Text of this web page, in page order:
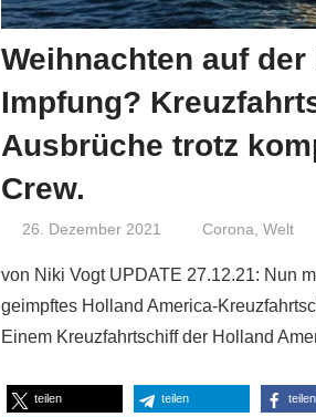
Weihnachten auf
Impfung?
Ausbrüche trotz
Crew.
26. Dezember 2021 Niki Vogt
Corona Welt
von Niki Vogt UPDATE 27.12.21: Nun
geimpftes Holland America-
Einem Kreuzfahrtschiff der Holland
teilen teilen teilen